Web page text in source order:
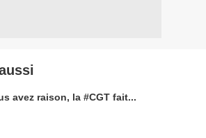
avez raison, la #CGT fait...